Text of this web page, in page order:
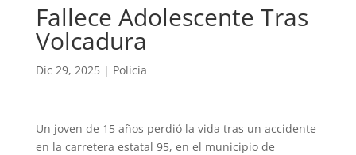
Fallece Adolescente Tras
Volcadura
Dic 29, 2025| Policía
Un joven de 15 años perdió la vida tras un accidente
en la carretera estatal 95, en el municipio de